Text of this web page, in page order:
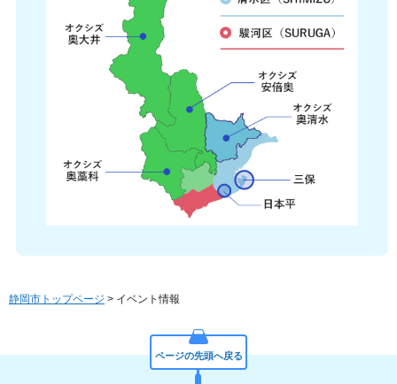
静岡市トップページ > イベント情報
ページの先頭へ戻る